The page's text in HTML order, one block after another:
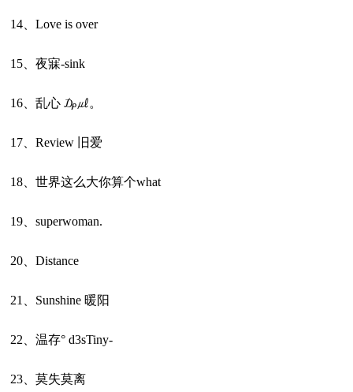
14、Love is over
15、夜寐-sink
16、乱心 ₯㎕。
17、Review 旧爱
18、世界这么大你算个what
19、superwoman.
20、Distance
21、Sunshine 暖阳
22、温存° d3sTiny-
23、莫失莫离